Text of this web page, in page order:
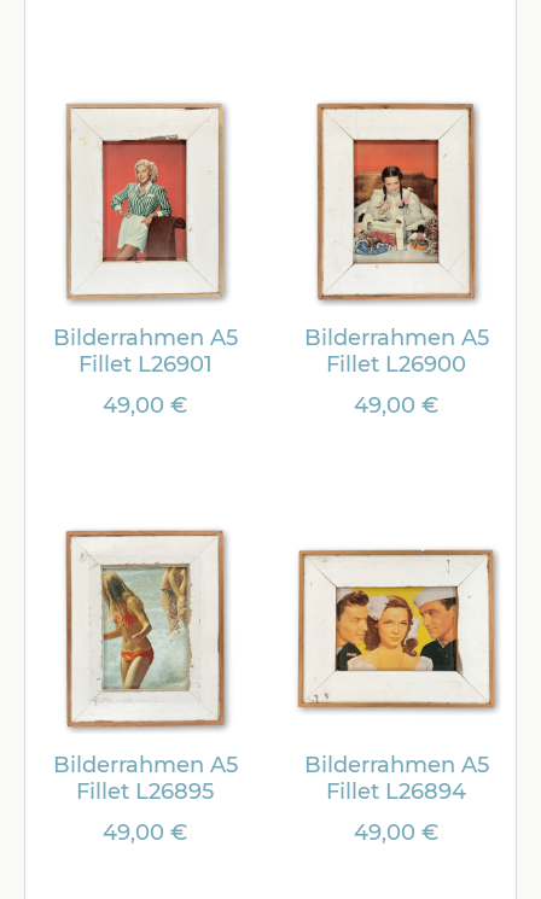
Bilderrahmen A5
Fillet L26901
49,00 €
Bilderrahmen A5
Fillet L26900
49,00 €
Bilderrahmen A5
Fillet L26895
49,00 €
Bilderrahmen A5
Fillet L26894
49,00 €